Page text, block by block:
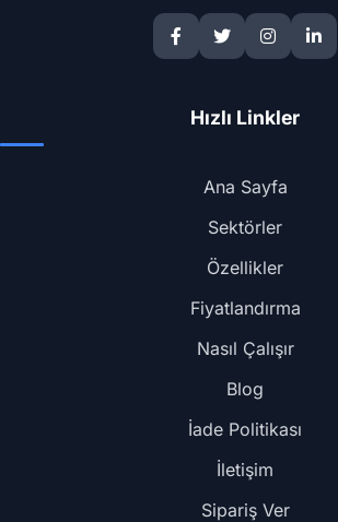
Hızlı Linkler
Ana Sayfa
Sektörler
Özellikler
Fiyatlandırma
Nasıl Çalışır
Blog
İade Politikası
İletişim
Sipariş Ver